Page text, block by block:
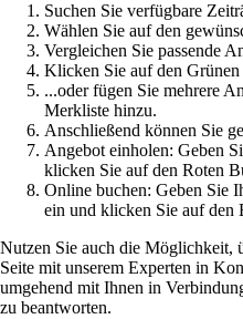
Suchen Sie verfügbare
Wählen Sie auf den
Vergleichen Sie passende
Klicken Sie auf den
...oder fügen Sie mehrere
Merkliste hinzu.
Anschließend können Sie
Angebot einholen: Geben
klicken Sie auf den Roten
Online buchen: Geben Sie
ein und klicken Sie auf
Nutzen Sie auch die Möglichkeit,
Seite mit unserem Experten in
umgehend mit Ihnen in
zu beantworten.